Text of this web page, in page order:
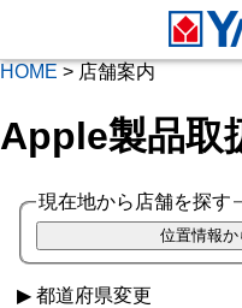
HOME > 店舗案内
Apple製品取
現在地から店舗を探す
都道府県変更